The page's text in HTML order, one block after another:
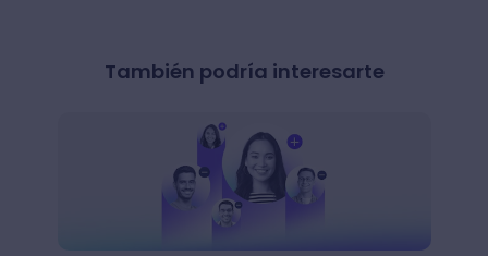
También podría interesarte